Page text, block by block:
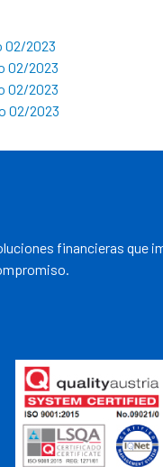
02/2023
02/2023
02/2023
02/2023
financieras que